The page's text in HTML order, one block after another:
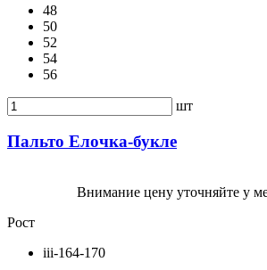
48
50
52
54
56
шт
Пальто Елочка-букле
Внимание цену уточняйте у
Рост
iii-164-170